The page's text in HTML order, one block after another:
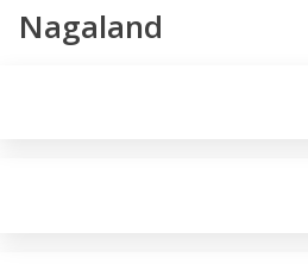
Nagaland